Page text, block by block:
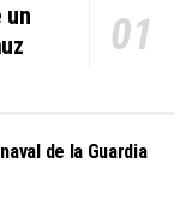
un
de la Guardia